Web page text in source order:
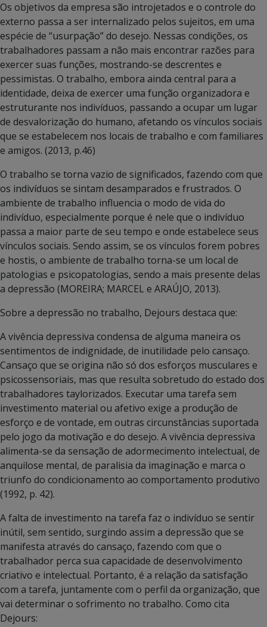
Os objetivos da empresa são introjetados e o controle do
externo passa a ser internalizado pelos sujeitos, em uma
espécie de “usurpação” do desejo. Nessas condições, os
trabalhadores passam a não mais encontrar razões para
exercer suas funções, mostrando-se descrentes e
pessimistas. O trabalho, embora ainda central para a
identidade, deixa de exercer uma função organizadora e
estruturante nos indivíduos, passando a ocupar um lugar
de desvalorização do humano, afetando os vínculos sociais
que se estabelecem nos locais de trabalho e com familiares
e amigos. (2013, p.46)
O trabalho se torna vazio de significados, fazendo com que
os indivíduos se sintam desamparados e frustrados. O
ambiente de trabalho influencia o modo de vida do
indivíduo, especialmente porque é nele que o indivíduo
passa a maior parte de seu tempo e onde estabelece seus
vínculos sociais. Sendo assim, se os vínculos forem pobres
e hostis, o ambiente de trabalho torna-se um local de
patologias e psicopatologias, sendo a mais presente delas
a depressão (MOREIRA; MARCEL e ARAÚJO, 2013).
Sobre a depressão no trabalho, Dejours destaca que:
A vivência depressiva condensa de alguma maneira os
sentimentos de indignidade, de inutilidade pelo cansaço.
Cansaço que se origina não só dos esforços musculares e
psicossensoriais, mas que resulta sobretudo do estado dos
trabalhadores taylorizados. Executar uma tarefa sem
investimento material ou afetivo exige a produção de
esforço e de vontade, em outras circunstâncias suportada
pelo jogo da motivação e do desejo. A vivência depressiva
alimenta-se da sensação de adormecimento intelectual, de
anquilose mental, de paralisia da imaginação e marca o
triunfo do condicionamento ao comportamento produtivo
(1992, p. 42).
A falta de investimento na tarefa faz o indivíduo se sentir
inútil, sem sentido, surgindo assim a depressão que se
manifesta através do cansaço, fazendo com que o
trabalhador perca sua capacidade de desenvolvimento
criativo e intelectual. Portanto, é a relação da satisfação
com a tarefa, juntamente com o perfil da organização, que
vai determinar o sofrimento no trabalho. Como cita
Dejours: